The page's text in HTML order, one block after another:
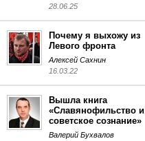
28.06.25
Почему я выхожу из
Левого фронта
Алексей Сахнин
16.03.22
Вышла книга
«Славянофильство и
советское сознание»
Валерий Бухвалов